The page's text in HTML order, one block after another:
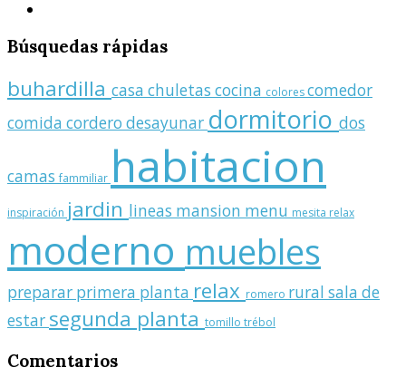
Búsquedas rápidas
buhardilla casa chuletas cocina colorescomedor
comida cordero desayunar dormitorio dos
camasfammiliar habitacion
inspiración jardin lineas mansion menu mesita relax
moderno muebles
preparar primera planta relax romero rural sala de
estar segunda planta tomillo trébol
Comentarios